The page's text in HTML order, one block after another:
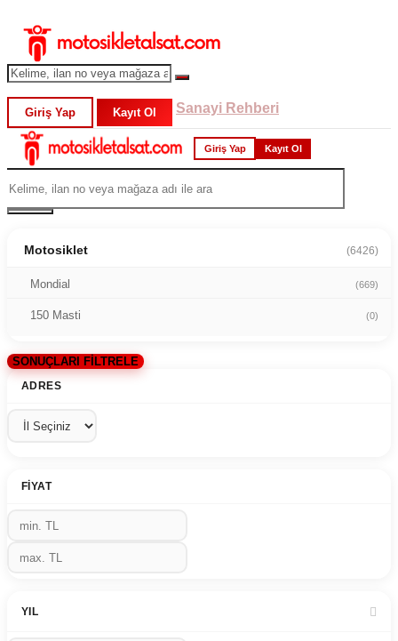
Giriş Yap Kayıt Ol Sanayi Rehberi
Giriş Yap Kayıt Ol
Motosiklet (6426)
Mondial (669)
150 Masti (0)
SONUÇLARI FİLTRELE
ADRES
FIYAT
YIL